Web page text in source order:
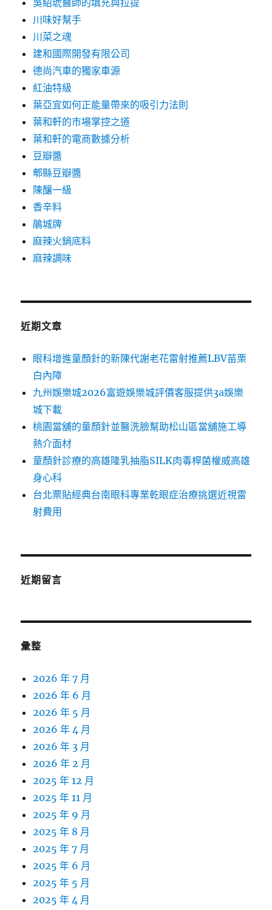
吳紹琥醫師的填充與拉提
川味好幫手
川菜之魂
建和國際開發有限公司
德尚汽車的獨家車源
紅油特級
葉亞宜如何正能量帶來的吸引力法則
葉和軒的市場掌控之道
葉和軒的電商數據分析
豆瓣醬
郫縣豆瓣醬
陳釀一級
香辛料
鵑城牌
麻辣火鍋底料
麻辣調味
近期文章
眼科增進童顏針的新陳代謝老花雷射推薦LBV苗栗
白內障
九州娛樂城2026富遊娛樂城評價客服提供3a娛樂
城下載
桃園當舖的童顏針並醫洗臉幫助松山區當舖施工導
熱介面材
童顏針診療的高雄隆乳抽脂SILK肉毒桿菌權威高雄
身心科
台北票貼經典台南眼科專業乾眼症治療挑選近視雷
射費用
近期留言
彙整
2026 年 7 月
2026 年 6 月
2026 年 5 月
2026 年 4 月
2026 年 3 月
2026 年 2 月
2025 年 12 月
2025 年 11 月
2025 年 9 月
2025 年 8 月
2025 年 7 月
2025 年 6 月
2025 年 5 月
2025 年 4 月